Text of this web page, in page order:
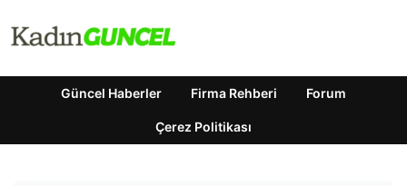
Güncel Haberler Firma Rehberi Forum
Çerez Politikası